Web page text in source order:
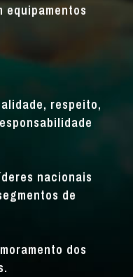
equipamentos
respeito,
nacionais
de
dos